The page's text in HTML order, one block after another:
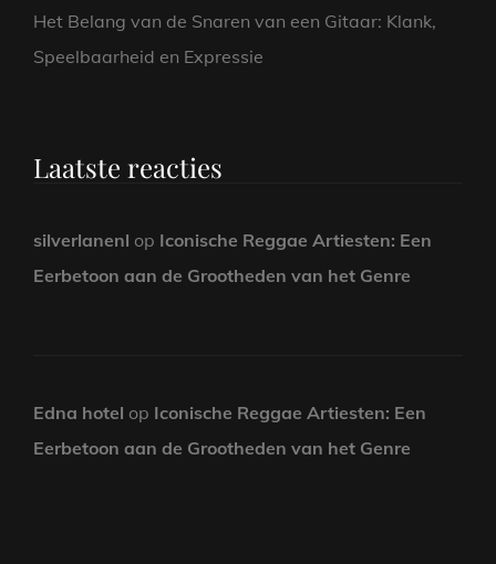
Het Belang van de Snaren van een Gitaar: Klank,
Speelbaarheid en Expressie
Laatste reacties
silverlanenl op Iconische Reggae Artiesten: Een
Eerbetoon aan de Grootheden van het Genre
Edna hotel op Iconische Reggae Artiesten: Een
Eerbetoon aan de Grootheden van het Genre